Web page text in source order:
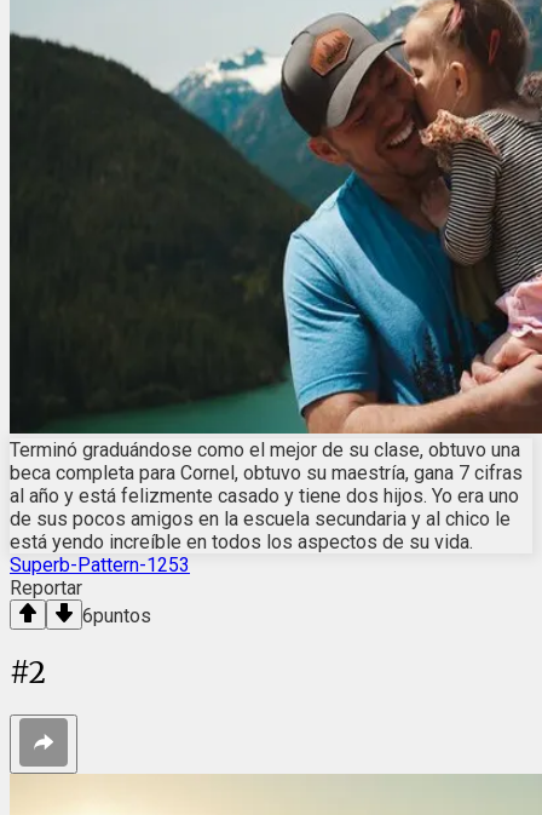
Terminó graduándose como el mejor de su clase, obtuvo una
beca completa para Cornel, obtuvo su maestría, gana 7 cifras
al año y está felizmente casado y tiene dos hijos. Yo era uno
de sus pocos amigos en la escuela secundaria y al chico le
está yendo increíble en todos los aspectos de su vida.
Superb-Pattern-1253
Reportar
6puntos
#2